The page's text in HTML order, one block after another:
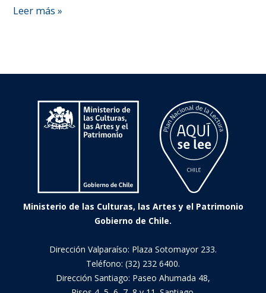
El
chilenas
Leer más »
Ministerio de las Culturas, las Artes y el Patrimonio
Gobierno de Chile.
Dirección Valparaíso: Plaza Sotomayor 233.
Teléfono: (32) 232 6400.
Dirección Santiago: Paseo Ahumada 48,